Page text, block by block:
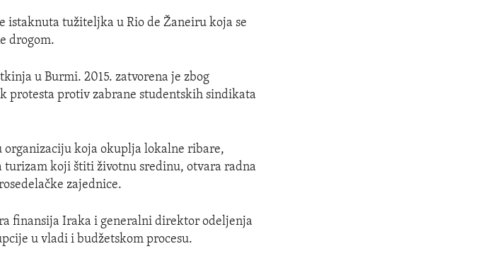
istaknuta tužiteljka u Rio de Žaneiru koja se
drogom.
u Burmi. 2015. zatvorena je zbog
protesta protiv zabrane studentskih sindikata
organizaciju koja okuplja lokalne ribare,
koji štiti životnu sredinu, otvara radna
zajednice.
finansija Iraka i generalni direktor odeljenja
u vladi i budžetskom procesu.